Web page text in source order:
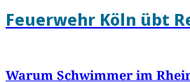
Feuerwehr Köln übt
Warum Schwimmer im